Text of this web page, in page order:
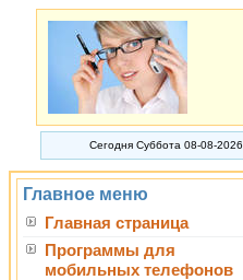
Сегодня Суббота 08-08-2026
Главное меню
Главная страница
Программы для
мобильных телефонов